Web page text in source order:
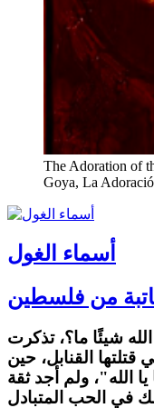
The Adoration of
Goya, La
أسماء الغول
من فلسطين
شيئًا ما؟، تذكرت
القنابل، حين
الله"، ولم أجد ثقة